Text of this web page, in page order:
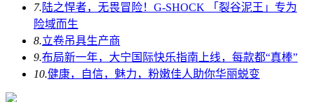
7.陆之悍者，无畏冒险！G-SHOCK 「裂谷泥王」专为
险域而生
8.立卷吊具生产商
9.布局新一年，大宁国际快乐指南上线，每款都“真棒”
10.健康，自信，魅力，粉嫩佳人助你华丽蜕变